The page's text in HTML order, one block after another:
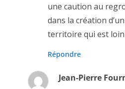
une caution au
dans la création
territoire qui est loin
Répondre
Jean-Pierre